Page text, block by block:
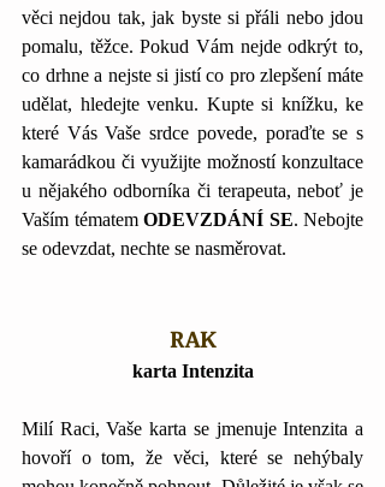
věci nejdou tak, jak byste si přáli nebo jdou
pomalu, těžce. Pokud Vám nejde odkrýt to,
co drhne a nejste si jistí co pro zlepšení máte
udělat, hledejte venku. Kupte si knížku, ke
které Vás Vaše srdce povede, poraďte se s
kamarádkou či využijte možností konzultace
u nějakého odborníka či terapeuta, neboť je
Vaším tématem ODEVZDÁNÍ SE. Nebojte
se odevzdat, nechte se nasměrovat.
RAK
karta Intenzita
Milí Raci, Vaše karta se jmenuje Intenzita a
hovoří o tom, že věci, které se nehýbaly